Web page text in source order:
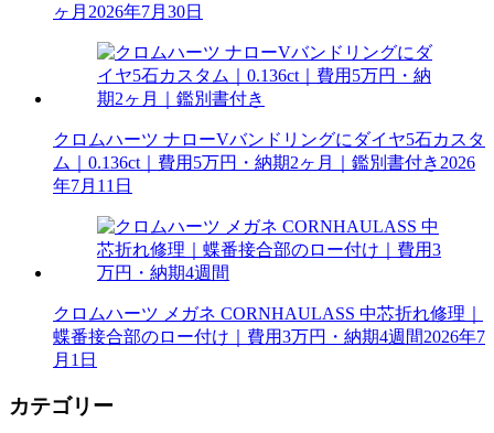
ヶ月 2026年7月30日
クロムハーツ ナローVバンドリングにダイヤ5石カスタ
ム｜0.136ct｜費用5万円・納期2ヶ月｜鑑別書付き 2026
年7月11日
クロムハーツ メガネ CORNHAULASS 中芯折れ修理｜
蝶番接合部のロー付け｜費用3万円・納期4週間2026年7
月1日
カテゴリー